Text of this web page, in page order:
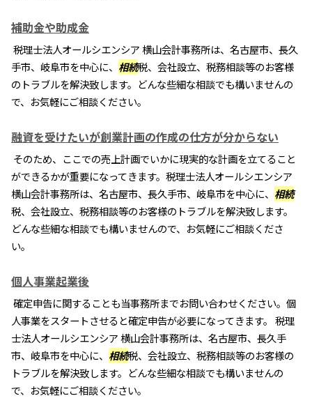
補助金や助成金
税理士法人オールシエンシア 横山会計事務所は、名古屋市、長久
手市、岐阜市を中心に、 相続税、会社設立、税務相談等のお客様
のトラブルを解決致します。どんな些細な相談でも構いませんの
で、お気軽にご相談ください。
融資を受けたいが創業計画の作成の仕方が分からない
そのため、ここでの売上計画でいかに現実的な計画を立てること
ができるかが重要になってきます。税理士法人オールシエンシア
横山会計事務所は、名古屋市、長久手市、岐阜市を中心に、 相続
税、会社設立、税務相談等のお客様のトラブルを解決致します。
どんな些細な相談でも構いませんので、お気軽にご相談くださ
い。
個人事業起業後
確定申告に関することも当事務所までお問い合わせください。個
人事業をスタートさせると確定申告が必要になってきます。 税理
士法人オールシエンシア 横山会計事務所は、名古屋市、長久手
市、岐阜市を中心に、 相続税、会社設立、税務相談等のお客様の
トラブルを解決致します。どんな些細な相談でも構いませんの
で、お気軽にご相談ください。